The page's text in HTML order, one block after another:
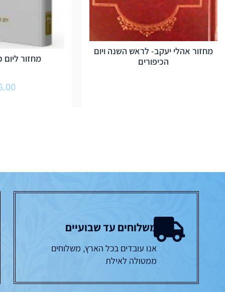
מחזור אהלי יעקב- לראש השנה ויום
הכיפורים
מחזור
משלוחים עד שבועיים
אנו עובדים בכל הארץ, משלוחים
ממטולה לאילת